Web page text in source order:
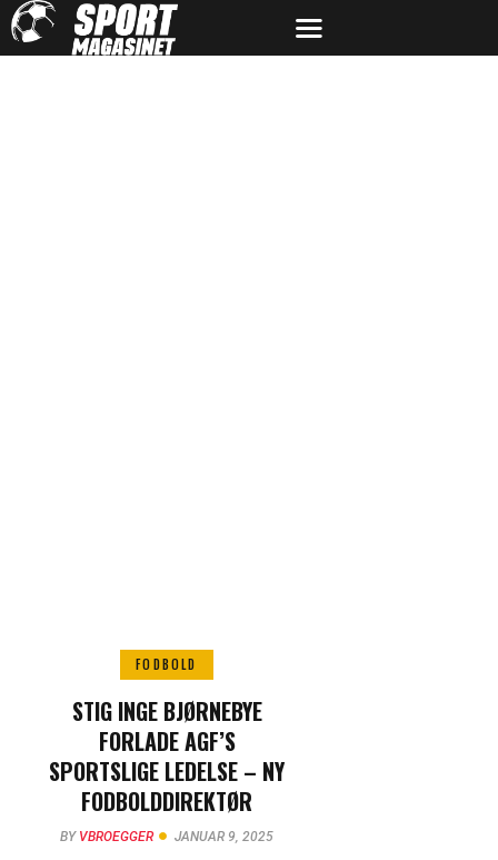
FODBOLD
STIG INGE BJØRNEBYE
FORLADE AGF’S
SPORTSLIGE LEDELSE – NY
FODBOLDDIREKTØR
TRÆDER TIL
BY VBROEGGER JANUAR 9, 2025